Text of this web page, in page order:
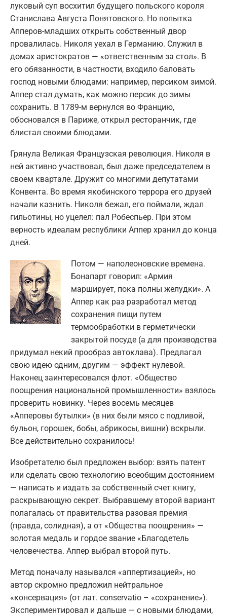
луковый суп восхитил будущего польского короля
Станислава Августа Понятовского. Но попытка
Апперов-младших открыть собственный двор
провалилась. Николя уехал в Германию. Служил в
домах аристократов — «ответственным за стол». В
его обязанности, в частности, входило баловать
господ новыми блюдами: например, персиком зимой.
Аппер стал думать, как можно персик до зимы
сохранить. В 1789-м вернулся во Францию,
обосновался в Париже, открыл ресторанчик, где
блистал своими блюдами.
Грянула Великая Французская революция. Николя в
ней активно участвовал, был даже председателем в
своем квартале. Дружит со многими депутатами
Конвента. Во время якобинского террора его друзей
начали казнить. Николя бежал, его поймали, ждал
гильотины, но уцелел: пал Робеспьер. При этом
верность идеалам республики Аппер хранил до конца
дней.
Потом — наполеоновские времена.
Бонапарт говорил: «Армия
марширует, пока полны желудки». А
Аппер как раз разработал метод
сохранения пищи путем
термообработки в герметически
закрытой посуде (а для производства
придумал некий прообраз автоклава). Предлагал
свою идею одним, другим — эффект нулевой.
Наконец заинтересовался флот. «Общество
поощрения национальной промышленности» взялось
проверить новинку. Через восемь месяцев
«Апперовы бутылки» (в них были мясо с подливой,
бульон, горошек, бобы, абрикосы, вишни) вскрыли.
Все действительно сохранилось!
Изобретателю был предложен выбор: взять патент
или сделать свою технологию всеобщим достоянием
— написать и издать за собственный счет книгу,
раскрывающую секрет. Выбравшему второй вариант
полагалась от правительства разовая премия
(правда, солидная), а от «Общества поощрения» —
золотая медаль и гордое звание «Благодетель
человечества. Аппер выбрал второй путь.
Метод поначалу назывался «аппертизацией», но
автор скромно предложил нейтральное
«консервация» (от лат. conservatio – «сохранение»).
Экспериментировал и дальше — с новыми блюдами,